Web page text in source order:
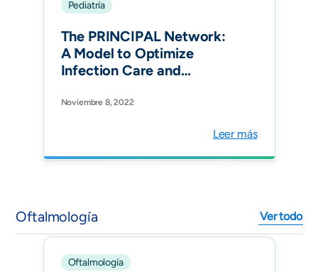
Pediatría
The PRINCIPAL Network:
A Model to Optimize
Infection Care and
Oncology in the Latin
Noviembre 8, 2022
Leer más
Oftalmología Ver todo
Oftalmología